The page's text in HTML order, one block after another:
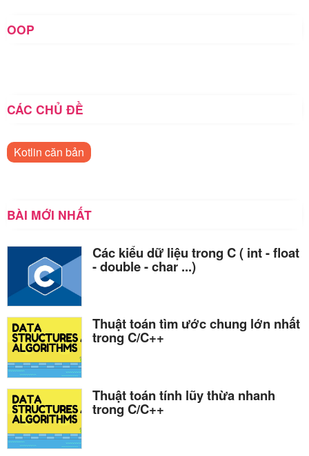
OOP
CÁC CHỦ ĐỀ
Kotlin căn bản
BÀI MỚI NHẤT
Các kiểu dữ liệu trong C ( int - float
- double - char ...)
Thuật toán tìm ước chung lớn nhất
trong C/C++
Thuật toán tính lũy thừa nhanh
trong C/C++